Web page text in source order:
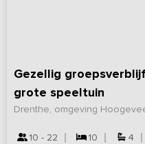
Gezellig
grote speeltuin
Drenthe, omgeving
10 - 22 10 4